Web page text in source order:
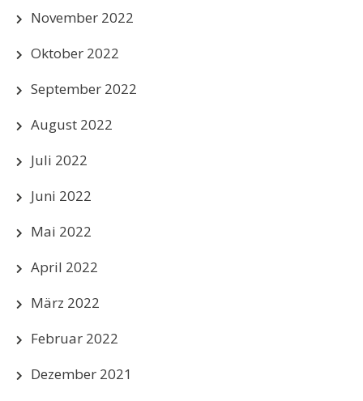
November 2022
Oktober 2022
September 2022
August 2022
Juli 2022
Juni 2022
Mai 2022
April 2022
März 2022
Februar 2022
Dezember 2021